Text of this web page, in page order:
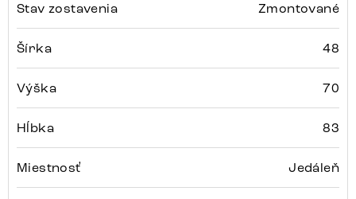
Stav zostavenia Zmontované
Šírka 48
Výška 70
Hĺbka 83
Miestnosť Jedáleň